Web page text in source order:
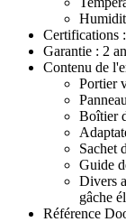
Certifications :
Garantie : 2
Contenu de
Portier
Boîtier
Sachet
Guide
Divers
gâche
Référence